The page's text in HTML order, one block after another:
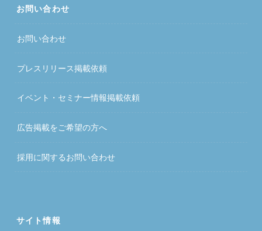
お問い合わせ
お問い合わせ
プレスリリース掲載依頼
イベント・セミナー情報掲載依頼
広告掲載をご希望の方へ
採用に関するお問い合わせ
サイト情報